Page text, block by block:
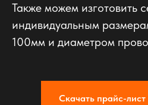
Также можем изготовить
индивидуальным
100мм и диаметром
Скачать прайс-